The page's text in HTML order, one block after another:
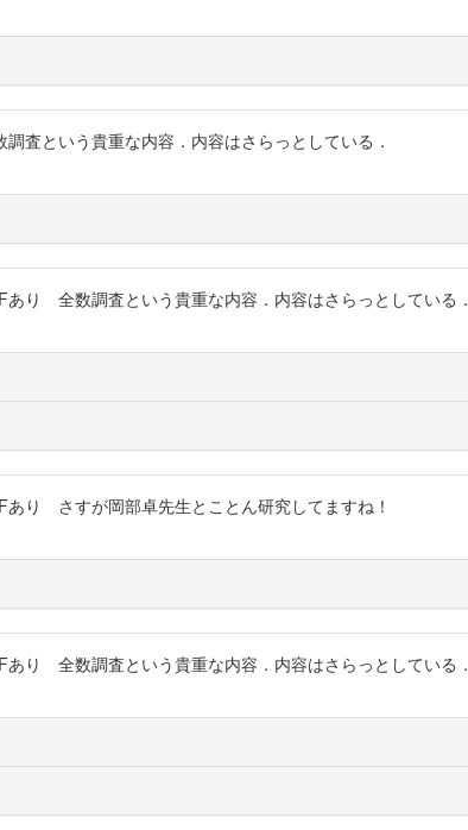
査という貴重な内容．内容はさらっとしている．
り 全数調査という貴重な内容．内容はさらっとしている．
り さすが岡部卓先生とことん研究してますね！
り 全数調査という貴重な内容．内容はさらっとしている．